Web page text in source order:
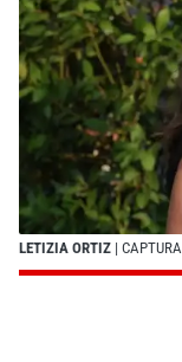
LETIZIA ORTIZ | CAPTURA